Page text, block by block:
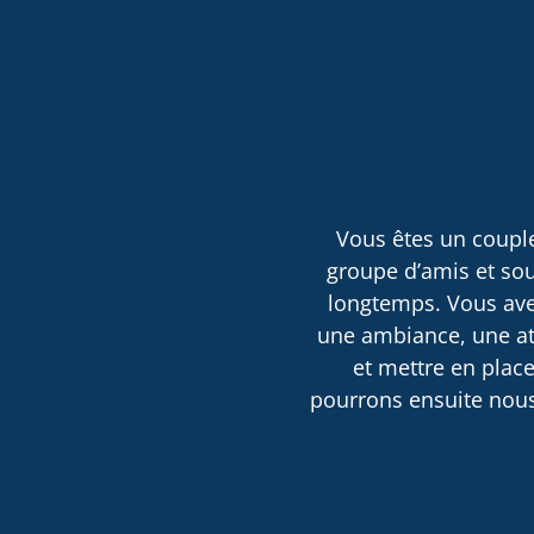
Vous êtes un
groupe d’amis et
longtemps. Vous
une ambiance, une
et mettre en
pourrons ensuite